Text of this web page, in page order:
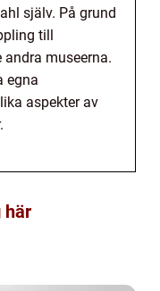
själv. På grund
till
museerna.
egna
aspekter av
här